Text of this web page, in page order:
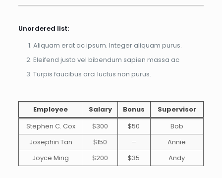
Unordered list:
Aliquam erat ac ipsum. Integer aliquam purus.
Eleifend justo vel bibendum sapien massa ac
Turpis faucibus orci luctus non purus.
Employee Salary Bonus
Supervisor
Stephen C. Cox
$300 $50
Bob
Josephin Tan
$150 –
Annie
Joyce Ming
$200 $35 Andy